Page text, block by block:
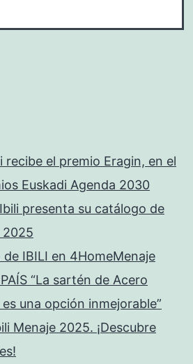
recibe el premio Eragin, en el
Euskadi Agenda 2030
presenta su catálogo de
2025
IBILI en 4HomeMenaje
“La sartén de Acero
una opción inmejorable”
Menaje 2025. ¡Descubre